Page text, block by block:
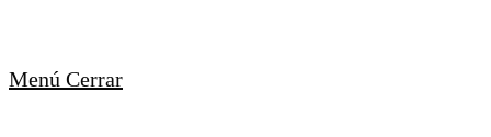
Menú Cerrar